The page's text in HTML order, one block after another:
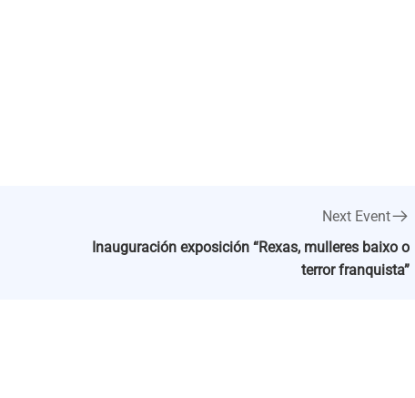
Next Event
Inauguración exposición “Rexas, mulleres baixo o
terror franquista”